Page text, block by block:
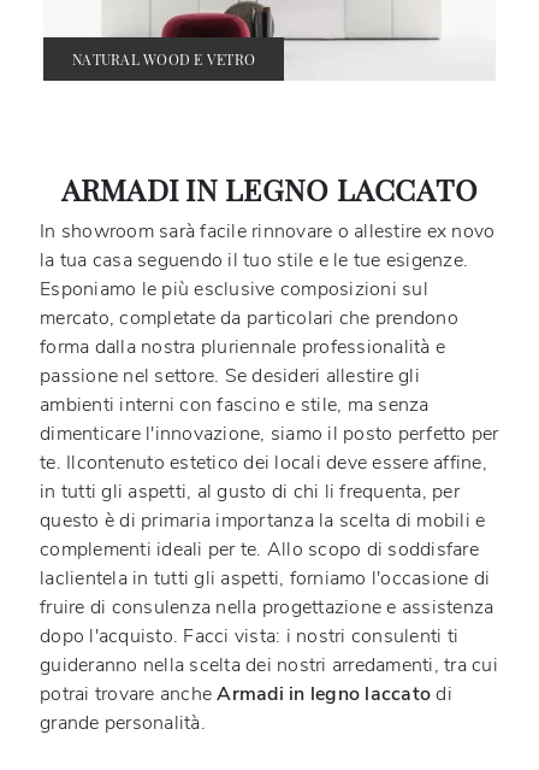
NATURAL WOOD E VETRO
ARMADI IN LEGNO LACCATO
In showroom sarà facile rinnovare o allestire ex novo
la tua casa seguendo il tuo stile e le tue esigenze.
Esponiamo le più esclusive composizioni sul
mercato, completate da particolari che prendono
forma dalla nostra pluriennale professionalità e
passione nel settore. Se desideri allestire gli
ambienti interni con fascino e stile, ma senza
dimenticare l'innovazione, siamo il posto perfetto per
te. Ilcontenuto estetico dei locali deve essere affine,
in tutti gli aspetti, al gusto di chi li frequenta, per
questo è di primaria importanza la scelta di mobili e
complementi ideali per te. Allo scopo di soddisfare
laclientela in tutti gli aspetti, forniamo l'occasione di
fruire di consulenza nella progettazione e assistenza
dopo l'acquisto. Facci vista: i nostri consulenti ti
guideranno nella scelta dei nostri arredamenti, tra cui
potrai trovare ancheArmadi in legno laccatodi
grande personalità.